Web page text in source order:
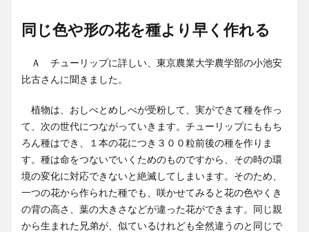
同じ色や形の花を種より早く作れる
Ａ チューリップに詳しい、東京農業大学農学部の小池安
比古さんに聞きました。
植物は、おしべとめしべが受粉して、実ができて種を作っ
て、次の世代につながっていきます。チューリップにももち
ろん種はでき、１本の花につき３００粒前後の種を作りま
す。種は命をつないでいくためのものですから、その時の環
境の変化に対応できないと絶滅してしまいます。そのため、
一つの花から作られた種でも、咲かせてみると花の色やくき
の背の高さ、葉の大きさなどが違った花ができます。同じ親
から生まれた兄弟が、似ているけれども全然違うのと同じで